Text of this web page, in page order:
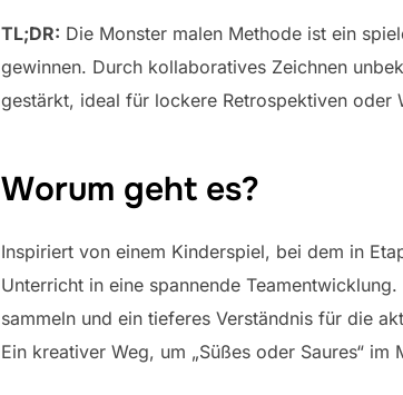
TL;DR: Die Monster malen Methode ist ein
gewinnen. Durch kollaboratives Zeichnen
gestärkt, ideal für lockere Retrospektiven oder
Worum geht es?
Inspiriert von einem Kinderspiel, bei dem in
Unterricht in eine spannende
sammeln und ein tieferes Verständnis für die
Ein kreativer Weg, um „Süßes oder Saures“ im